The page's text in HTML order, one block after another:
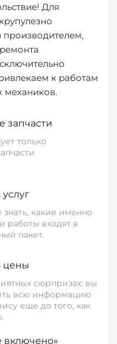
Для
к работам
механиков.
запчасти
только
знать, какие именно
работы входят в
пакет.
цены
сюрпризах: вы
всю информацию
еще до того, как
включено»